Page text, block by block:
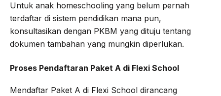
Untuk anak homeschooling yang belum pernah
terdaftar di sistem pendidikan mana pun,
konsultasikan dengan PKBM yang dituju tentang
dokumen tambahan yang mungkin diperlukan.
Proses Pendaftaran Paket A di Flexi School
Mendaftar Paket A di Flexi School dirancang